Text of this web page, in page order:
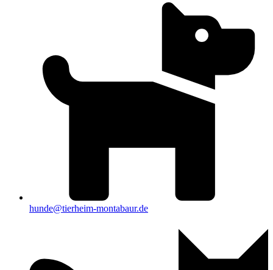
hunde@tierheim-montabaur.de